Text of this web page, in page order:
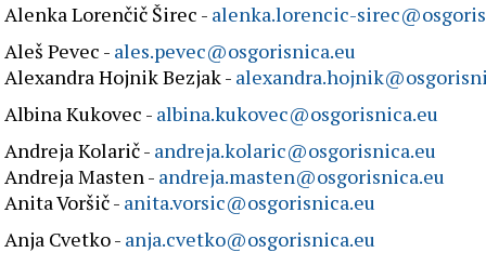
Alenka Lorenčič Širec - alenka.lorencic-
Aleš Pevec - ales.pevec@osgorisnica.eu
Alexandra Hojnik Bezjak -
Albina Kukovec - albina.kukovec@osgorisnica.eu
Andreja Kolarič - andreja.kolaric@osgorisnica.eu
Andreja Masten - andreja.masten@osgorisnica.eu
Anita Voršič - anita.vorsic@osgorisnica.eu
Anja Cvetko - anja.cvetko@osgorisnica.eu